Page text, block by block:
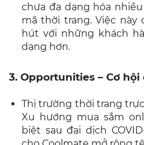
chưa đa dạng hóa
mã thời trang. Việc này
hút với những khách
dạng hơn.
3. Opportunities – Cơ hội
Thị trường thời trang
Xu hướng mua sắm
biệt sau đại dịch